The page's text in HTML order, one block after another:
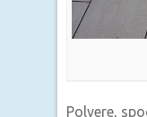
Polvere,